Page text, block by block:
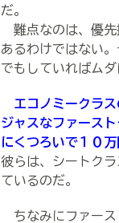
だ。
難点なのは、優先
あるわけではない
でもしていればムダ
エコノミークラ
ジャスなファース
にくつろいで１０
彼らは、シートク
ているのだ。
ちなみにファース